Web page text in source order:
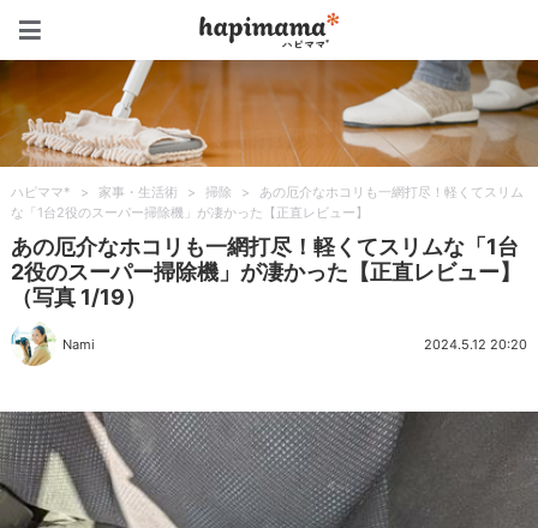
ハピママ* > 家事・生活術 > 掃除 >
あの厄介なホコリも一網打尽！軽くてスリム
な「1台2役のスーパー掃除機」が凄かった【正直レビュー】
あの厄介なホコリも一網打尽！軽くてスリムな「1台
2役のスーパー掃除機」が凄かった【正直レビュー】
（写真 1/19）
Nami 2024.5.12 20:20